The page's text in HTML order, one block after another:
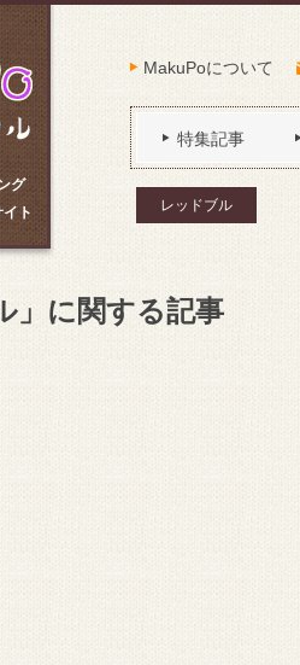
グ
ト
MakuPoについて
特集記事
レッドブル
」に関する記事